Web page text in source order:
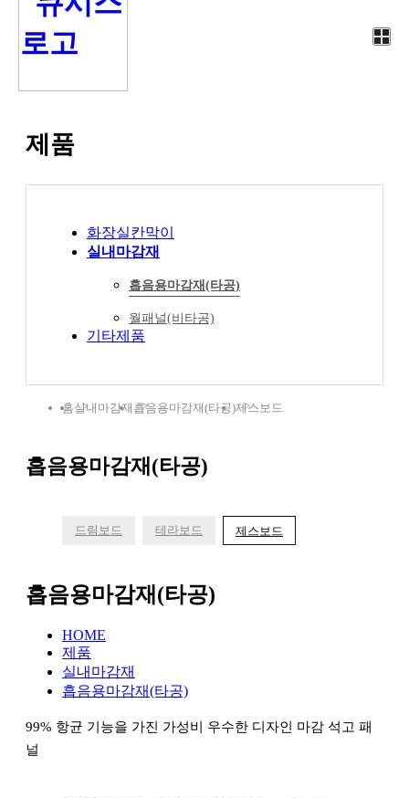
제품
화장실칸막이
실내마감재
흡음용마감재(타공)
월패널(비타공)
기타제품
흡음용마감재(타공)
드림보드 테라보드 제스보드
홈실내마감재 흡음용마감재(타공)제스보드
흡음용마감재(타공)
HOME
제품
실내마감재
흡음용마감재(타공)
99% 항균 기능을 가진 가성비 우수한 디자인 마감 석고 패
널